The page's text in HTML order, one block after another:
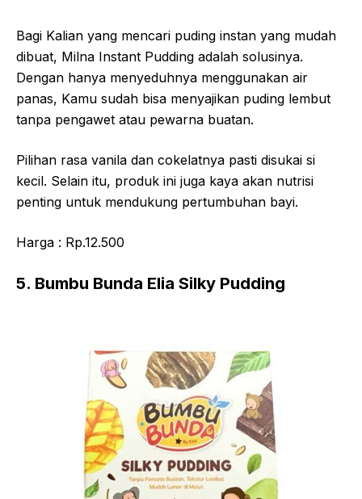
Bagi Kalian yang mencari puding instan yang mudah
dibuat, Milna Instant Pudding adalah solusinya.
Dengan hanya menyeduhnya menggunakan air
panas, Kamu sudah bisa menyajikan puding lembut
tanpa pengawet atau pewarna buatan.
Pilihan rasa vanila dan cokelatnya pasti disukai si
kecil. Selain itu, produk ini juga kaya akan nutrisi
penting untuk mendukung pertumbuhan bayi.
Harga : Rp.12.500
5. Bumbu Bunda Elia Silky Pudding